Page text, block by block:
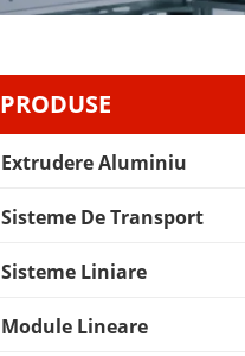
PRODUSE
Extrudere Aluminiu
Sisteme De Transport
Sisteme Liniare
Module Lineare